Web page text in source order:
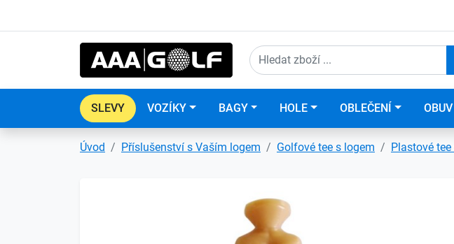
SLEVY VOZÍKY BAGY HOLE OBLEČENÍ OBUV
Úvod Příslušenství s Vaším logem Golfové tee s logem Plastové